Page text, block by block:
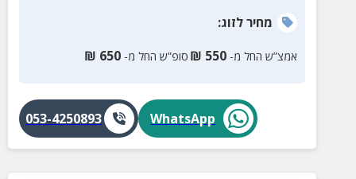
מחירלזוג:
אמצ”ש החל מ- 550
₪ סופ”ש החל מ- 650
₪
WhatsApp
053-4250893